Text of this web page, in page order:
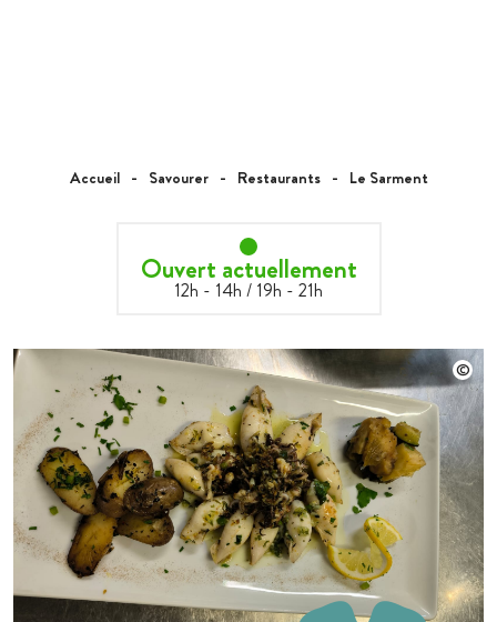
Accueil Savourer Restaurants Le Sarment
Ouvert actuellement
12h - 14h / 19h - 21h